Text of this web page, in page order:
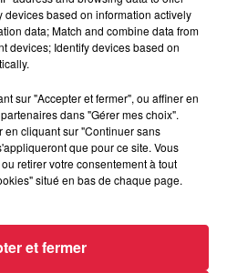
Park : des précisons sur
Mir
based on information actively
data; Match and combine data from
devices; Identify devices based on
sur "Accepter et fermer", ou affiner en
dans "Gérer mes choix".
en cliquant sur "Continuer sans
que pour ce site. Vous
retirer votre consentement à tout
situé en bas de chaque page.
et fermer